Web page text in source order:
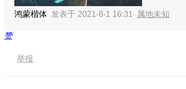
鸿蒙楷体 发表于 2021-8-1 16:31 属地未知
赞
举报